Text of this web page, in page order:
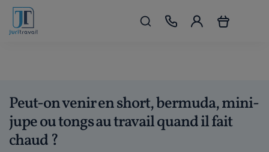
Peut-on venir en short, bermuda, mini-
jupe ou tongs au travail quand il fait
chaud ?